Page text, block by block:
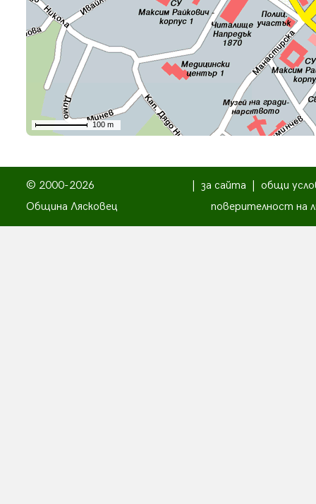
© 2000-2026
Община Лясковец
за сайта
общи
поверителност на